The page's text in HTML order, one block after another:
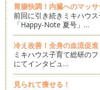
胃腸快調！内臓へのマ
前回に引き続きミキハウ
「Happy-Note 夏号」…
冷え改善！全身の血流
ミキハウス子育て総研の
にてインタビュ…
見られて痩せる！